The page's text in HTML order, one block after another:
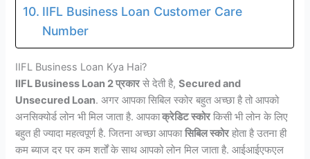
IIFL Business Loan Customer Care
Number
IIFL Business Loan Kya Hai?
IIFL Business Loan 2 प्रकारसे देती है,Secured and
Unsecured Loan. अगर आपका सिबिल स्कोर बहुत अच्छा है तो आपको
अनसिक्योर्ड लोन भी मिल जाता है. आपकाक्रेडिट स्कोरकिसी भी लोन के लिए
बहुत ही ज्यादा महत्वपूर्ण है. जितना अच्छा आपकासिबिल स्कोरहोता है उतना ही
कम ब्याज दर पर कम शर्तों के साथ आपको लोन मिल जाता है. आईआईएफएल